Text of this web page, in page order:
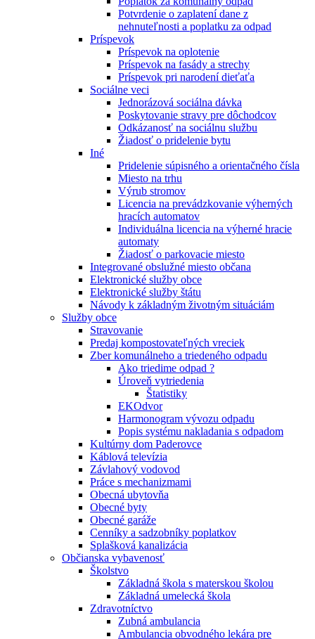
Potvrdenie o zaplatení dane z
nehnuteľnosti a poplatku za odpad
Príspevok
Príspevok na oplotenie
Príspevok na fasády a strechy
Príspevok pri narodení dieťaťa
Sociálne veci
Jednorázová sociálna dávka
Poskytovanie stravy pre dôchodcov
Odkázanosť na sociálnu službu
Žiadosť o pridelenie bytu
Iné
Pridelenie súpisného a orientačného čísla
Miesto na trhu
Výrub stromov
Licencia na prevádzkovanie výherných
hracích automatov
Individuálna licencia na výherné hracie
automaty
Žiadosť o parkovacie miesto
Integrované obslužné miesto občana
Elektronické služby obce
Elektronické služby štátu
Návody k základným životným situáciám
Služby obce
Stravovanie
Predaj kompostovateľných vreciek
Zber komunálneho a triedeného odpadu
Ako triedime odpad ?
Úroveň vytriedenia
Štatistiky
EKOdvor
Harmonogram vývozu odpadu
Popis systému nakladania s odpadom
Kultúrny dom Paderovce
Káblová televízia
Závlahový vodovod
Práce s mechanizmami
Obecná ubytovňa
Obecné byty
Obecné garáže
Cenníky a sadzobníky poplatkov
Splašková kanalizácia
Občianska vybavenosť
Školstvo
Základná škola s materskou školou
Základná umelecká škola
Zdravotníctvo
Zubná ambulancia
Ambulancia obvodného lekára pre